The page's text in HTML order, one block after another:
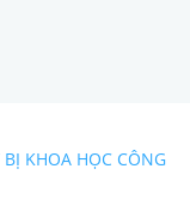
KHOA HỌC CÔNG